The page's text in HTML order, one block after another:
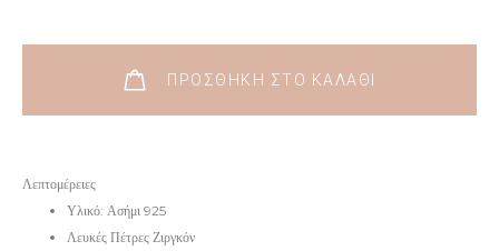
Λεπτομέρειες
Υλικό: Ασήμι 925
Λευκές Πέτρες Ζιργκόν
ΠΡΟΣΘΉΚΗ ΣΤΟ ΚΑΛΆΘΙ